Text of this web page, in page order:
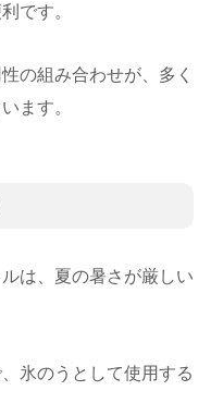
です。
の組み合わせが、多く
ます。
は、夏の暑さが厳しい
氷のうとして使用する